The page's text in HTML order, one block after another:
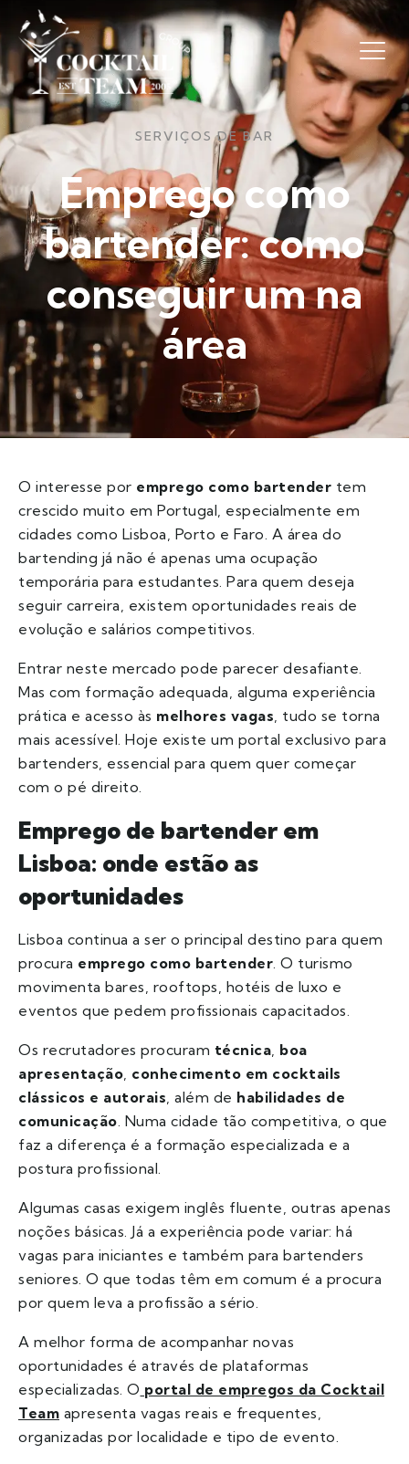
SERVIÇOS DE BAR
Emprego como
bartender: como
conseguir um na
área
O interesse por emprego como bartender tem
crescido muito em Portugal, especialmente em
cidades como Lisboa, Porto e Faro. A área do
bartending já não é apenas uma ocupação
temporária para estudantes. Para quem deseja
seguir carreira, existem oportunidades reais de
evolução e salários competitivos.
Entrar neste mercado pode parecer desafiante.
Mas com formação adequada, alguma experiência
prática e acesso às melhores vagas, tudo se torna
mais acessível. Hoje existe um portal exclusivo para
bartenders, essencial para quem quer começar
com o pé direito.
Emprego de bartender em
Lisboa: onde estão as
oportunidades
Lisboa continua a ser o principal destino para quem
procura emprego como bartender. O turismo
movimenta bares, rooftops, hotéis de luxo e
eventos que pedem profissionais capacitados.
Os recrutadores procuram técnica, boa
apresentação, conhecimento em cocktails
clássicos e autorais, além de habilidades de
comunicação. Numa cidade tão competitiva, o que
faz a diferença é a formação especializada e a
postura profissional.
Algumas casas exigem inglês fluente, outras apenas
noções básicas. Já a experiência pode variar: há
vagas para iniciantes e também para bartenders
seniores. O que todas têm em comum é a procura
por quem leva a profissão a sério.
A melhor forma de acompanhar novas
oportunidades é através de plataformas
especializadas. O portal de empregos da Cocktail
Team apresenta vagas reais e frequentes,
organizadas por localidade e tipo de evento.